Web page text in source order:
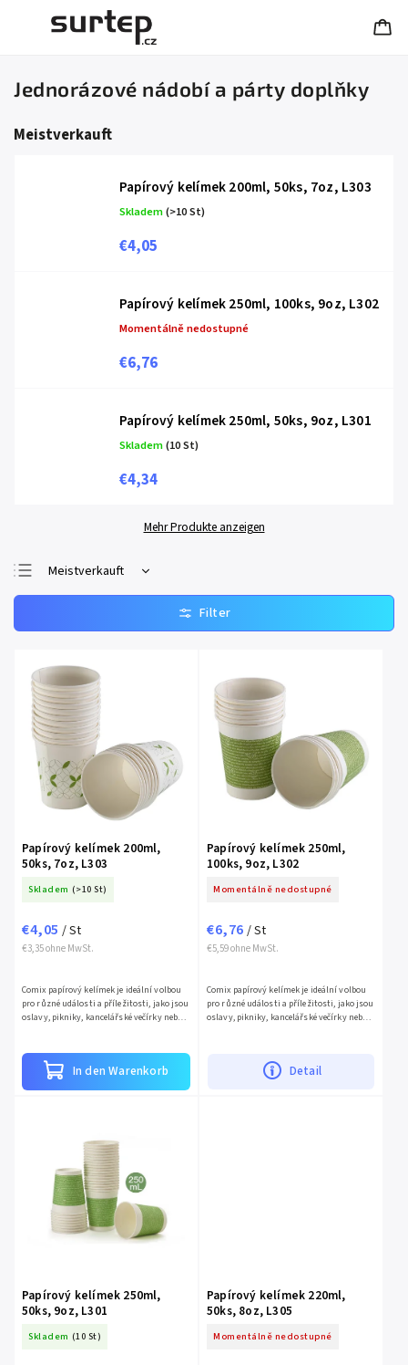
Jednorázové nádobí a párty doplňky
Meistverkauft
Papírový kelímek 200ml, 50ks, 7oz, L303
Skladem(>10 St)
€4,05
Papírový kelímek 250ml, 100ks, 9oz, L302
Momentálně nedostupné
€6,76
Papírový kelímek 250ml, 50ks, 9oz, L301
Skladem(10 St)
€4,34
Mehr Produkte anzeigen
Meistverkauft
Günstigste
Teuerste
Papírový kelímek 200ml,
50ks, 7oz, L303
Skladem (>10 St)
€3,35 ohne MwSt.
€4,05 / St
In den Warenkorb
Comix papírový kelímek je ideální volbou
pro různé události a příležitosti, jako jsou
oslavy, pikniky, kancelářské večírky nebo
Papírový kelímek 250ml,
100ks, 9oz, L302
Momentálně nedostupné
€5,59 ohne MwSt.
€6,76 / St
Detail
Comix papírový kelímek je ideální volbou
pro různé události a příležitosti, jako jsou
oslavy, pikniky, kancelářské večírky nebo
Papírový kelímek 250ml,
50ks, 9oz, L301
Skladem (10 St)
Papírový kelímek 220ml,
50ks, 8oz, L305
Momentálně nedostupné